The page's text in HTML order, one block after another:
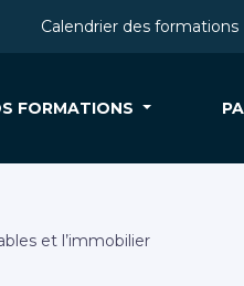
Calendrier des formations
FORMATIONS
et l’immobilier